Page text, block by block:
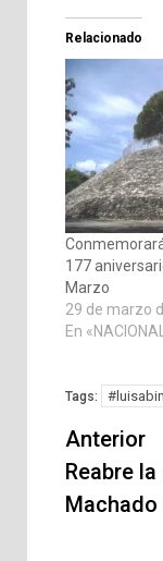
Relacionado
177
Marzo
29 de marzo
En
Tags:
de
Anterior
Reabre
Machado